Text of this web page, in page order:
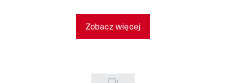
Zobacz więcej